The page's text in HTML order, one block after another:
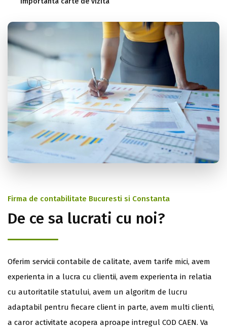
Firma de contabilitate Bucuresti si Constanta
De ce sa lucrati cu noi?
Oferim servicii contabile de calitate, avem tarife mici, avem
experienta in a lucra cu clientii, avem experienta in relatia
cu autoritatile statului, avem un algoritm de lucru
adaptabil pentru fiecare client in parte, avem multi clienti,
a caror activitate acopera aproape intregul COD CAEN. Va